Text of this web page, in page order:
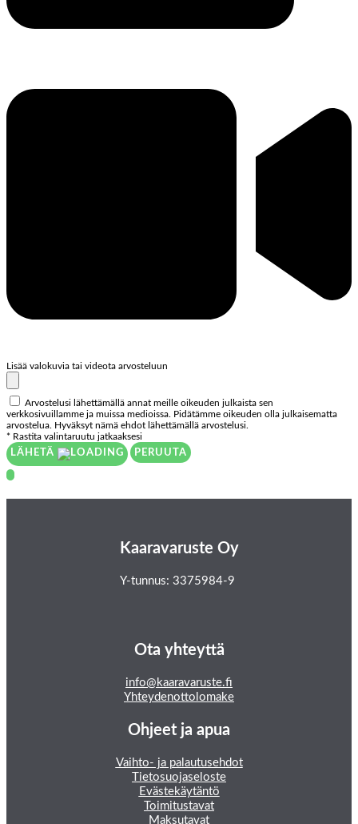
Lisää valokuvia tai videota arvosteluun
Arvostelusi lähettämällä annat meille oikeuden julkaista sen
verkkosivuillamme ja muissa medioissa. Pidätämme oikeuden olla julkaisematta
arvostelua. Hyväksyt nämä ehdot lähettämällä arvostelusi.
* Rastita valintaruutu jatkaaksesi
LÄHETÄ
PERUUTA
Kaaravaruste Oy
Y-tunnus: 3375984-9
Ota yhteyttä
info@kaaravaruste.fi
Yhteydenottolomake
Ohjeet ja apua
Vaihto- ja palautusehdot
Tietosuojaseloste
Evästekäytäntö
Toimitustavat
Maksutavat